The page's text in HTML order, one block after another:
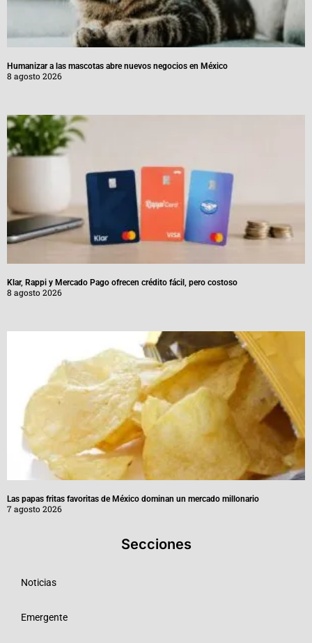
Humanizar a las mascotas abre nuevos negocios en México
8 agosto 2026
Klar, Rappi y Mercado Pago ofrecen crédito fácil, pero costoso
8 agosto 2026
Las papas fritas favoritas de México dominan un mercado millonario
7 agosto 2026
Secciones
Noticias
Emergente